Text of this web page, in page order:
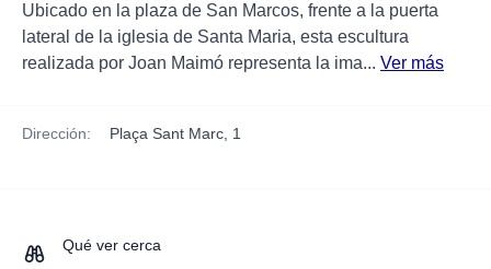
Ubicado en la plaza de San Marcos, frente a la puerta
lateral de la iglesia de Santa Maria, esta escultura
realizada por Joan Maimó representa la ima... Ver más
Dirección: Plaça Sant Marc, 1
Qué ver cerca